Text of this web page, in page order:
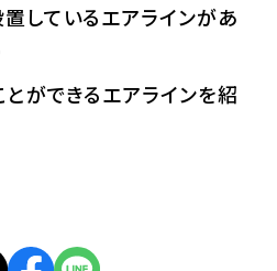
しているエアラインがあ
ができるエアラインを紹